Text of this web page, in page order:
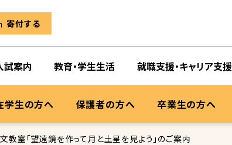
試案内 教育・学生生活 就職支援・キャリア支援
学生の方へ 保護者の方へ 卒業生の方へ
寄付する
室「望遠鏡を作って月と土星を見よう」のご案内